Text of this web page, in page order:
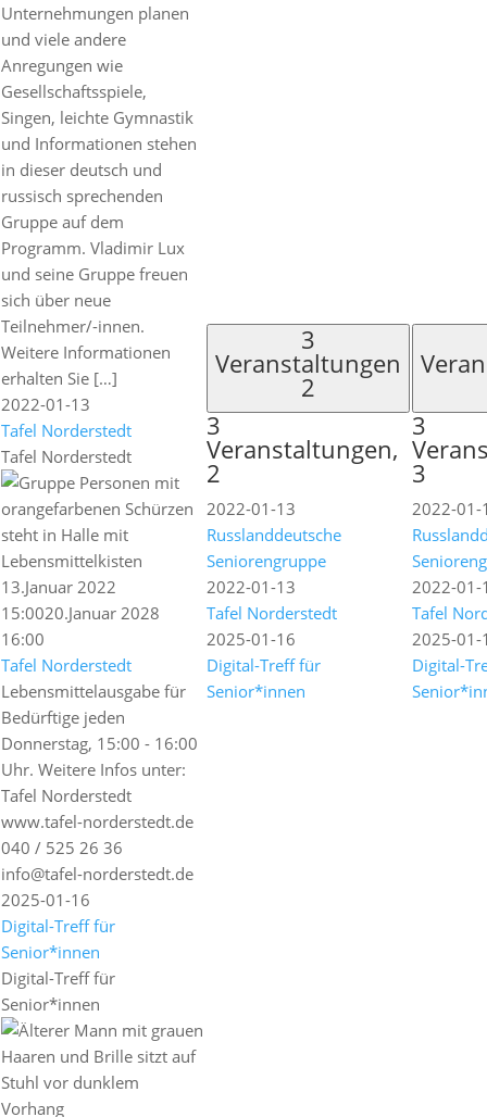
Unternehmungen planen
und viele andere
Anregungen wie
Gesellschaftsspiele,
Singen, leichte Gymnastik
und Informationen stehen
in dieser deutsch und
russisch sprechenden
Gruppe auf dem
Programm. Vladimir Lux
und seine Gruppe freuen
sich über neue
Teilnehmer/-innen.
Weitere Informationen
erhalten Sie […]
2022-01-13
Tafel Norderstedt
Tafel Norderstedt
13.Januar 2022
15:0020.Januar 2028
16:00
Tafel Norderstedt
Lebensmittelausgabe für
Bedürftige jeden
Donnerstag, 15:00 - 16:00
Uhr. Weitere Infos unter:
Tafel Norderstedt
www.tafel-norderstedt.de
040 / 525 26 36
info@tafel-norderstedt.de
2025-01-16
Digital-Treff für
Senior*innen
Digital-Treff für
Senior*innen
3
Veranstaltungen
2
3
Veranstaltungen,
2
2022-01-13
Russlanddeutsche
Seniorengruppe
2022-01-13
Tafel Norderstedt
2025-01-16
Digital-Treff für
Senior*innen
3
3
2022-01-
2022-01-
Tafel
2025-01-
Digital-